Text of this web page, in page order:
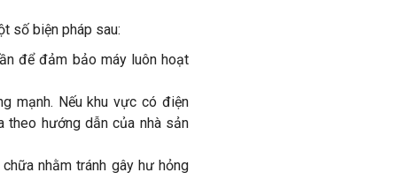
số biện pháp sau:
để đảm bảo máy luôn hoạt
mạnh. Nếu khu vực có điện
theo hướng dẫn của nhà sản
nhằm tránh gây hư hỏng